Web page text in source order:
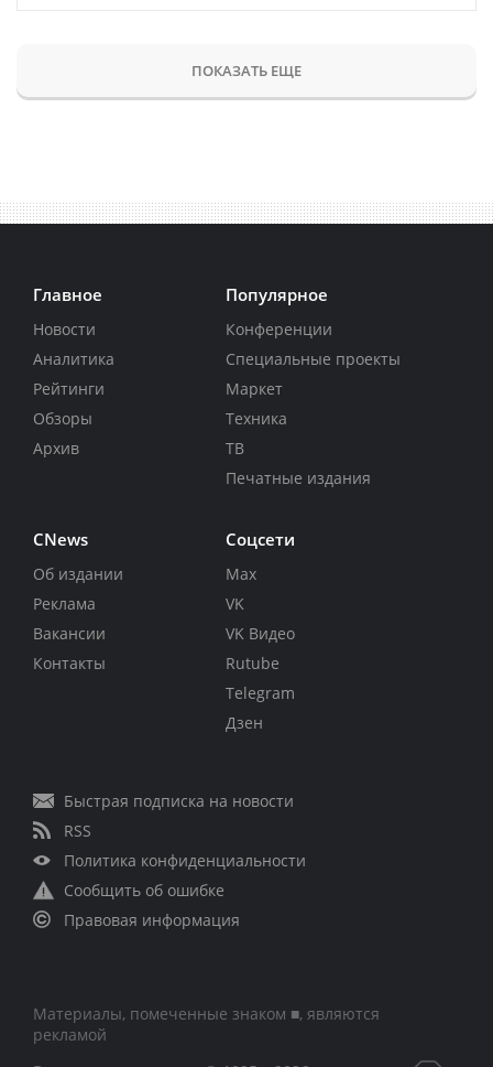
ПОКАЗАТЬ ЕЩЕ
Главное
Новости
Аналитика
Рейтинги
Обзоры
Архив
Популярное
Конференции
Специальные проекты
Маркет
Техника
ТВ
Печатные издания
CNews
Об издании
Реклама
Вакансии
Контакты
Соцсети
Max
VK
VK Видео
Rutube
Telegram
Дзен
Быстрая подписка на новости
RSS
Политика конфиденциальности
Сообщить об ошибке
Правовая информация
Материалы, помеченные знаком ■, являются
рекламой